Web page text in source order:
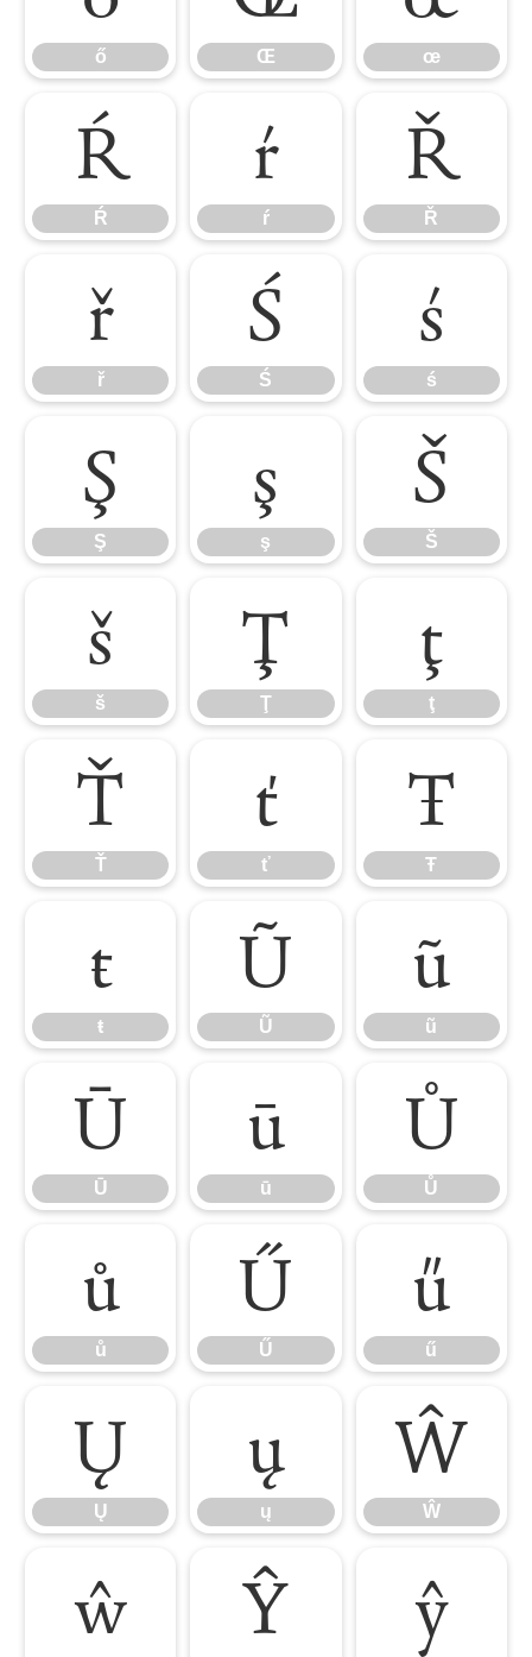
ő Œ œ
Ŕ
Ŕ
ŕ
ŕ
Ř
Ř
ř
ř
Ś
Ś
ś
ś
Ş
Ş
ş
ş
Š
Š
š
š
Ţ
Ţ
ţ
ţ
Ť
Ť
ť
ť
Ŧ
Ŧ
ŧ
ŧ
Ũ
Ũ
ũ
ũ
Ū
Ū
ū
ū
Ů
Ů
ů
ů
Ű
Ű
ű
ű
Ų
Ų
ų
ų
Ŵ
Ŵ
ŵ Ŷ ŷ